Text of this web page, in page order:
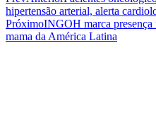
hipertensão arterial, alerta
PróximoINGOH marca presença
mama da América Latina